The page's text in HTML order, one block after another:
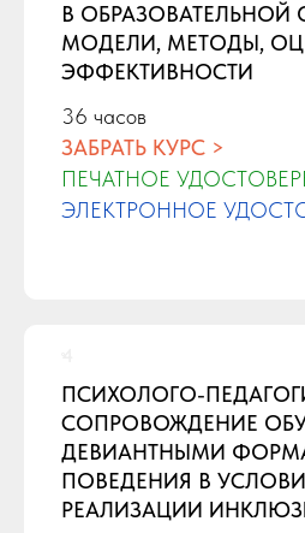
В ОБРАЗОВАТЕЛЬНОЙ
МОДЕЛИ, МЕТОДЫ,
ЭФФЕКТИВНОСТИ
36 часов
ЗАБРАТЬ КУРС >
ПЕЧАТНОЕ
ЭЛЕКТРОННОЕ
ПСИХОЛОГО-
СОПРОВОЖДЕНИЕ
ДЕВИАНТНЫМИ
ПОВЕДЕНИЯ В
РЕАЛИЗАЦИИ